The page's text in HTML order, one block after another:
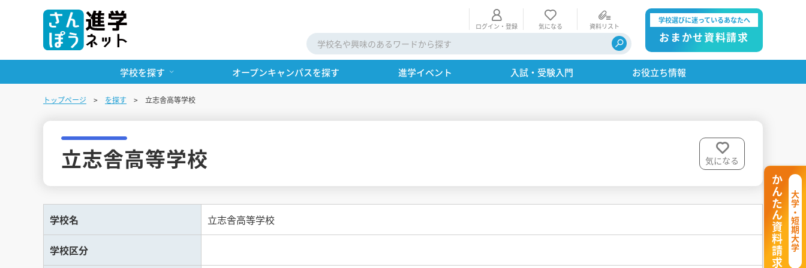
ログイン・登録 気になる 資料リスト
学校選びに迷っているあなたへ
おまかせ資料請求
学校を探す オープンキャンパスを探す 進学イベント 入試・受験入門 お役立ち情報
トップページ を探す 立志舎高等学校
立志舎高等学校 気になる
学校名 立志舎高等学校
学校区分 大学・短期大学
かんたん資料請求